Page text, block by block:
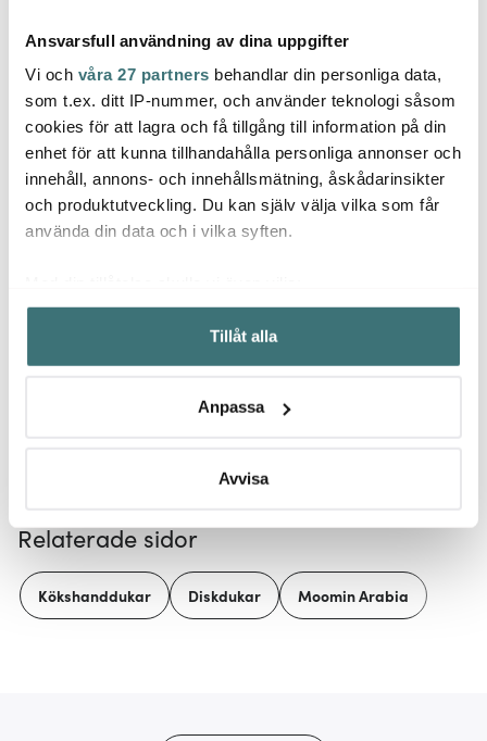
Ansvarsfull användning av dina uppgifter
Vi och våra 27 partners behandlar din personliga data,
som t.ex. ditt IP-nummer, och använder teknologi såsom
cookies för att lagra och få tillgång till information på din
enhet för att kunna tillhandahålla personliga annonser och
innehåll, annons- och innehållsmätning, åskådarinsikter
och produktutveckling. Du kan själv välja vilka som får
använda din data och i vilka syften.
Samla in information om din geografiska plats som
kan ha en noggrannhet på upp till flera meter
Identifiera din enhet genom att aktivt skanna den för
Ta reda på mer om hur dina personliga uppgifter
Du kan ändra eller dra tillbaka ditt samtycke när som
Vi använder cookies för att innehållet och annonserna
ska anpassas efter det som vi tror att du tycker om. Det
gör också att vi kan analysera vår trafik och göra
Tillåt alla
Anpassa
Avvisa
Moomin Arabia
Mumin servett 33x33 cm
20-pack Vänner för
alltid
41 kr 69 kr
Moomin Arabia
Mumin servett 33x33 cm
20-pack Familjemys
41 kr 69 kr
Låt dig inspireras av våra kunder
Relaterade sidor
Kökshanddukar Diskdukar Moomin Arabia